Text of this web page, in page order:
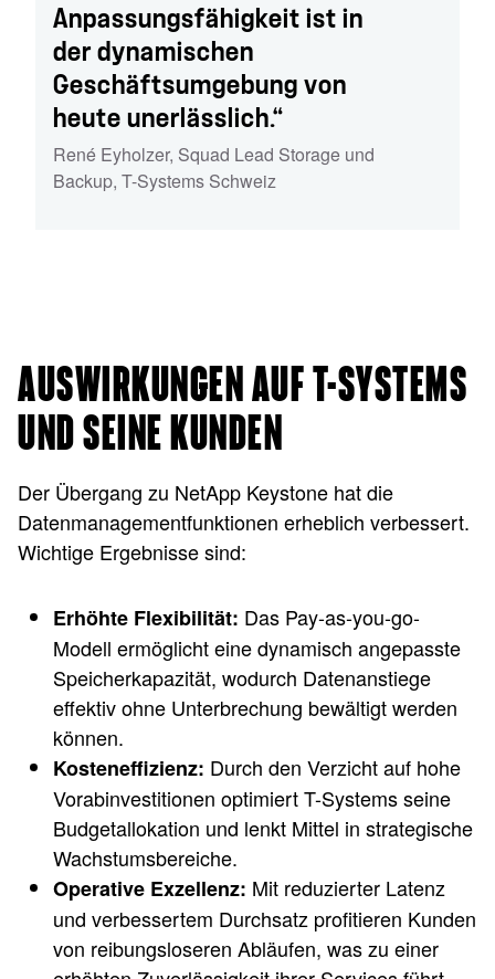
Anpassungsfähigkeit ist in
der dynamischen
Geschäftsumgebung von
heute unerlässlich.“
René Eyholzer, Squad Lead Storage und
Backup, T-Systems Schweiz
AUSWIRKUNGEN AUF T-SYSTEMS
UND SEINE KUNDEN
Der Übergang zu NetApp Keystone hat die
Datenmanagementfunktionen erheblich verbessert.
Wichtige Ergebnisse sind:
Erhöhte Flexibilität: Das Pay-as-you-go-
Modell ermöglicht eine dynamisch angepasste
Speicherkapazität, wodurch Datenanstiege
effektiv ohne Unterbrechung bewältigt werden
können.
Kosteneffizienz: Durch den Verzicht auf hohe
Vorabinvestitionen optimiert T-Systems seine
Budgetallokation und lenkt Mittel in strategische
Wachstumsbereiche.
Operative Exzellenz: Mit reduzierter Latenz
und verbessertem Durchsatz profitieren Kunden
von reibungsloseren Abläufen, was zu einer